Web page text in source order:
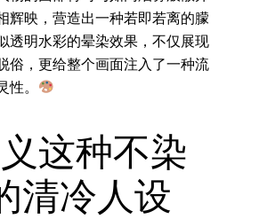
辉映，营造出一种若即若离的朦
透明水彩的晕染效果，不仅展现
俗，更给整个画面注入了一种流
。
这种不染
清冷人设